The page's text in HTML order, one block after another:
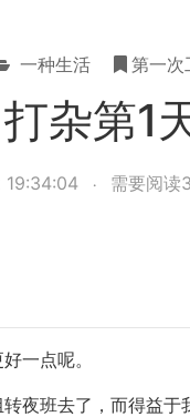
一种生活 第一次
杂第1
需要阅读
一点呢。
夜班去了，而得益于